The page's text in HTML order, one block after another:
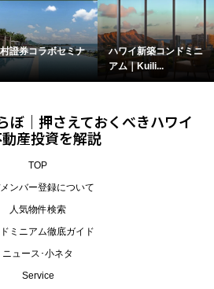
證券コラボセミナ
ハワイ新築コンドミニ
アム｜Kuili...
ぼ｜押さえておくべきハワイ
産投資を解説
TOP
ンバー登録について
人気物件検索
ミニアム徹底ガイド
ニュース･小ネタ
Service